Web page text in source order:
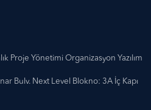
Proje Yönetimi Organizasyon Yazılım
Bulv. Next Level Blokno: 3A İç Kapı